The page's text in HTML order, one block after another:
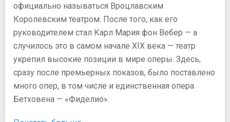
официально называться Вроцлавским
Королевским театром. После того, как его
руководителем стал Карл Мария фон Вебер — а
случилось это в самом начале XIX века — театр
укрепил высокие позиции в мире оперы. Здесь,
сразу после премьерных показов, было поставлено
много опер, в том числе и единственная опера
Бетховена — «Фиделио».